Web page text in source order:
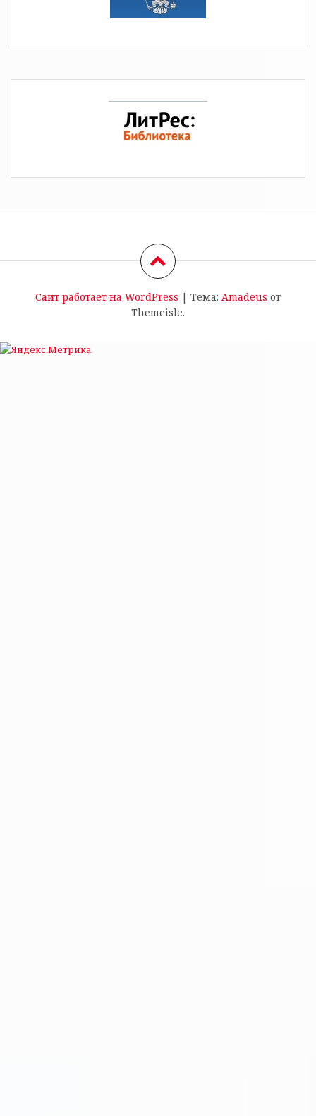
Сайт работает на WordPress | Тема: Amadeus от
Themeisle.